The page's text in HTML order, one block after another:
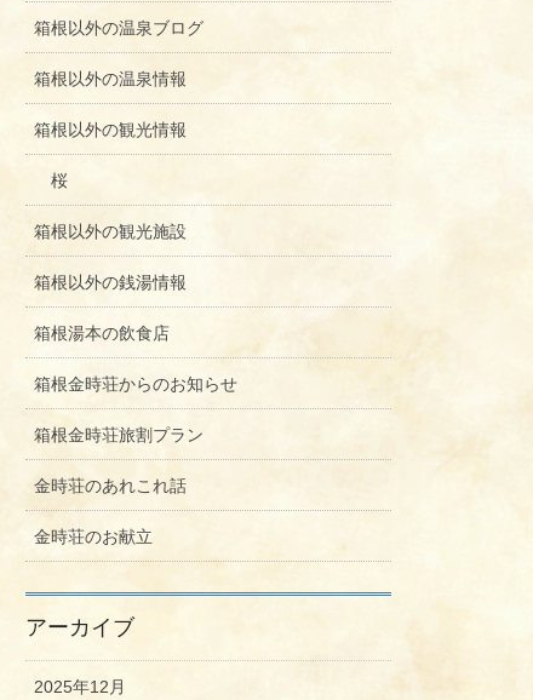
箱根以外の温泉ブログ
箱根以外の温泉情報
箱根以外の観光情報
桜
箱根以外の観光施設
箱根以外の銭湯情報
箱根湯本の飲食店
箱根金時荘からのお知らせ
箱根金時荘旅割プラン
金時荘のあれこれ話
金時荘のお献立
アーカイブ
2025年12月